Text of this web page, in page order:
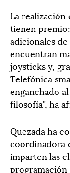
La realización
tienen
adicionales
encuentran
joysticks y,
Telefónica
enganchado
filosofía", ha
Quezada ha
coordinadora
imparten las
programación